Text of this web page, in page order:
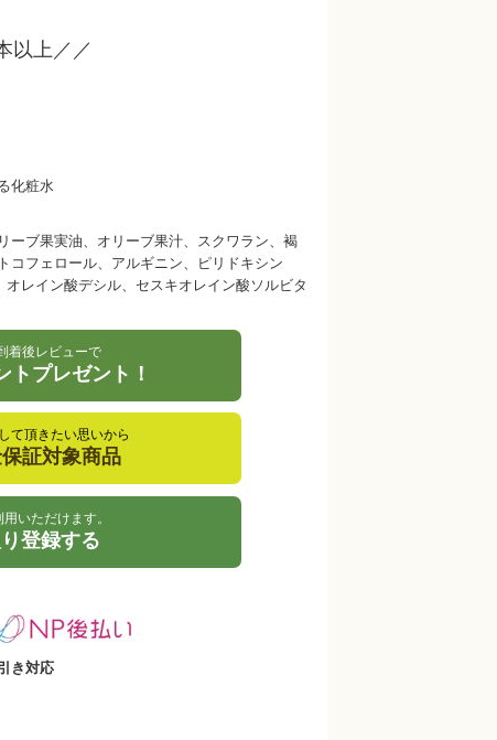
以上／／
化粧水
ーブ果実油、オリーブ果汁、スクワラン、褐
コフェロール、アルギニン、ピリドキシン
レイン酸デシル、セスキオレイン酸ソルビタ
着後レビューで
トプレゼント！
て頂きたい思いから
証対象商品
いただけます。
登録する
き対応